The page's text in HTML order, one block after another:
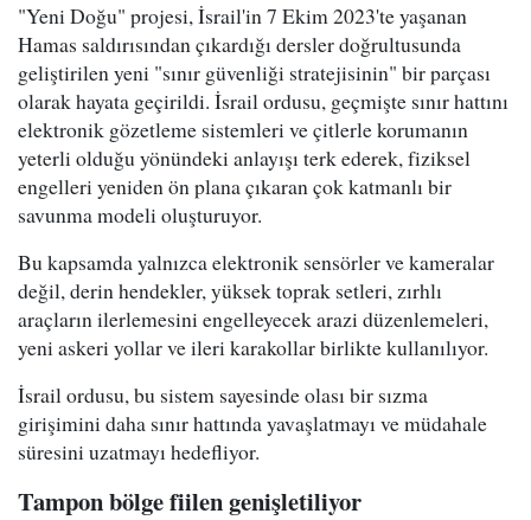
"Yeni Doğu" projesi, İsrail'in 7 Ekim 2023'te yaşanan
Hamas saldırısından çıkardığı dersler doğrultusunda
geliştirilen yeni "sınır güvenliği stratejisinin" bir parçası
olarak hayata geçirildi. İsrail ordusu, geçmişte sınır hattını
elektronik gözetleme sistemleri ve çitlerle korumanın
yeterli olduğu yönündeki anlayışı terk ederek, fiziksel
engelleri yeniden ön plana çıkaran çok katmanlı bir
savunma modeli oluşturuyor.
Bu kapsamda yalnızca elektronik sensörler ve kameralar
değil, derin hendekler, yüksek toprak setleri, zırhlı
araçların ilerlemesini engelleyecek arazi düzenlemeleri,
yeni askeri yollar ve ileri karakollar birlikte kullanılıyor.
İsrail ordusu, bu sistem sayesinde olası bir sızma
girişimini daha sınır hattında yavaşlatmayı ve müdahale
süresini uzatmayı hedefliyor.
Tampon bölge fiilen genişletiliyor